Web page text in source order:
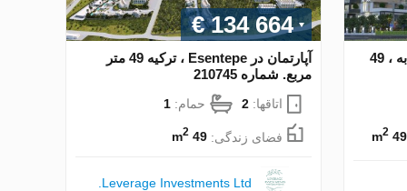
آپارتمان در Mersin ، ترکیه 1 خوابه ، 49
49 m
2
€ 134 664
آپارتمان در Esentepe ، ترکیه 49 متر
مربع. شماره 210745
اتاقها: 2 حمام: 1
فضای زندگی: 49 m
2
Leverage Investments Ltd.